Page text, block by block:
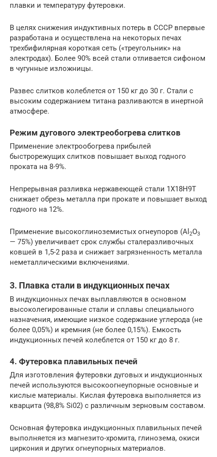
плавки и температуру футеровки.
В целях снижения индуктивных потерь в СССР впервые
разработана и осуществлена на некоторых печах
трехбифилярная короткая сеть («треугольник» на
электродах). Более 90% всей стали отливается сифоном
в чугунные изложницы.
Развес слитков колеблется от 150 кг до 30 г. Стали с
высоким содержанием титана разливаются в инертной
атмосфере.
Режим дугового электреобогрева слитков
Применение электрообогрева прибылей
быстрорежущих слитков повышает выход годного
проката на 8-9%.
Непрерывная разливка нержавеющей стали 1Х18Н9Т
снижает обрезь металла при прокате и повышает выход
годного на 12%.
Применение высокоглиноземистых огнеупоров (Аl 2O3
— 75%) увеличивает срок службы сталеразливочных
ковшей в 1,5-2 раза и снижает загрязненность металла
неметаллическими включениями.
3. Плавка стали в индукционных печах
В индукционных печах выплавляются в основном
высоколегированные стали и сплавы специального
назначения, имеющие низкое содержание углерода (не
более 0,05%) и кремния (не более 0,15%). Емкость
индукционных печей колеблется от 150 кг до 8 г.
4. Футеровка плавильных печей
Для изготовления футеровки дуговых и индукционных
печей используются высокоогнеупорные основные и
кислые материалы. Кислая футеровка выполняется из
кварцита (98,8% Si02) с различным зерновым составом.
Основная футеровка индукционных плавильных печей
выполняется из магнезито-хромита, глинозема, окиси
циркония и других огнеупорных материалов.